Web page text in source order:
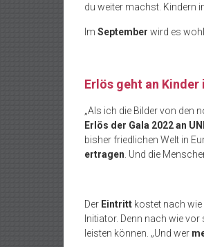
du weiter machst. Kindern
Im September wird es
Erlös geht an
„Als ich die Bilder von den
Erlös der Gala 2022 an
bisher friedlichen Welt in
ertragen . Und die
Der Eintritt kostet nach
Initiator. Denn nach wie
leisten können. „Und wer